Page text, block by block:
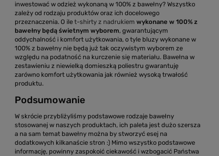
inwestować w odzież wykonaną w 100% z bawełny? Wszystko
zależy od rodzaju produktów oraz ich docelowego
przeznaczenia. O ile t-shirty z nadrukiem wykonane w 100% z
bawełny będą świetnym wyborem, gwarantującym
oddychalność i komfort użytkowania, o tyle bluzy wykonane w
100% z bawełny nie będą już tak oczywistym wyborem ze
względu na podatność na kurczenie się materiału. Bawełna w
zestawieniu z niewielką domieszką poliestru gwarantuję
zarówno komfort użytkowania jak również wysoką trwałość
produktu.
Podsumowanie
W skrócie przybliżyliśmy podstawowe rodzaje bawełny
stosowanej w naszych produktach, ich paleta jest dużo szersza
a na sam temat bawełny można by stworzyć esej na
dodatkowych kilkanaście stron :) Mimo wszystko podstawowe
informację, powinny zaspokoić ciekawość i wzbogacić Państwa